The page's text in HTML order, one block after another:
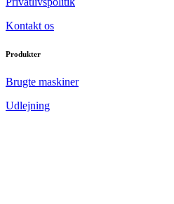
Kontakt os
Produkter
Brugte maskiner
Udlejning